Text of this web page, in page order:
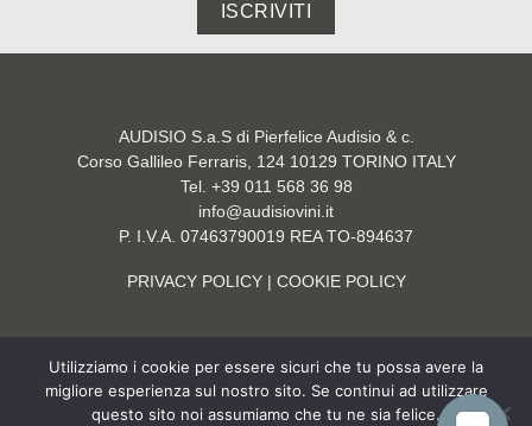
ISCRIVITI
AUDISIO S.a.S di Pierfelice Audisio & c.
Corso Gallileo Ferraris, 124 10129 TORINO ITALY
Tel. +39 011 568 36 98
info@audisiovini.it
P. I.V.A. 07463790019 REA TO-894637
PRIVACY POLICY| COOKIE POLICY
Site byNEA MESA
Utilizziamo i cookie per essere sicuri che tu possa avere la
migliore esperienza sul nostro sito. Se continui ad utilizzare
questo sito noi assumiamo che tu ne sia felice.